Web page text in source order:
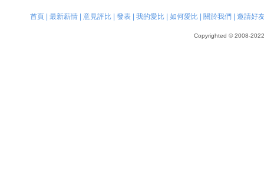
首頁| 最新薪情| 意見評比| 發表| 我的愛比| 如何愛比| 關於我們 邀請好
Copyrighted © 2008-